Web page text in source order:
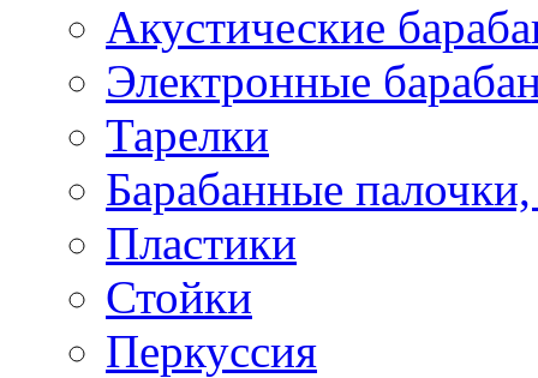
Акустические
Электронные
Тарелки
Барабанные
Пластики
Стойки
Перкуссия